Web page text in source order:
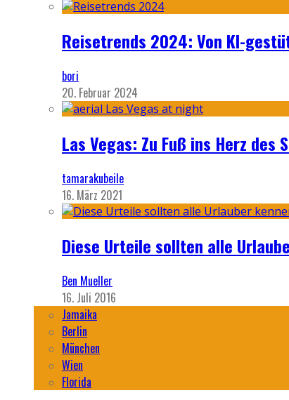
Reisetrends 2024: Von KI-
bori
20. Februar 2024
Las Vegas: Zu Fuß ins Herz des
tamarakubeile
16. März 2021
Diese Urteile sollten alle
Ben Mueller
16. Juli 2016
Jamaika
Berlin
München
Wien
Florida